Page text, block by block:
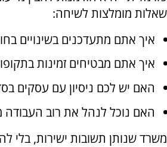
שאלות מומלצות לשיחה:
איך אתם מתעדכנים בשינויים
איך אתם מבטיחים זמינות
האם יש לכם ניסיון עם עסקים
האם נוכל לנהל את רוב העבודה
משרד שנותן תשובות ישירות, בלי